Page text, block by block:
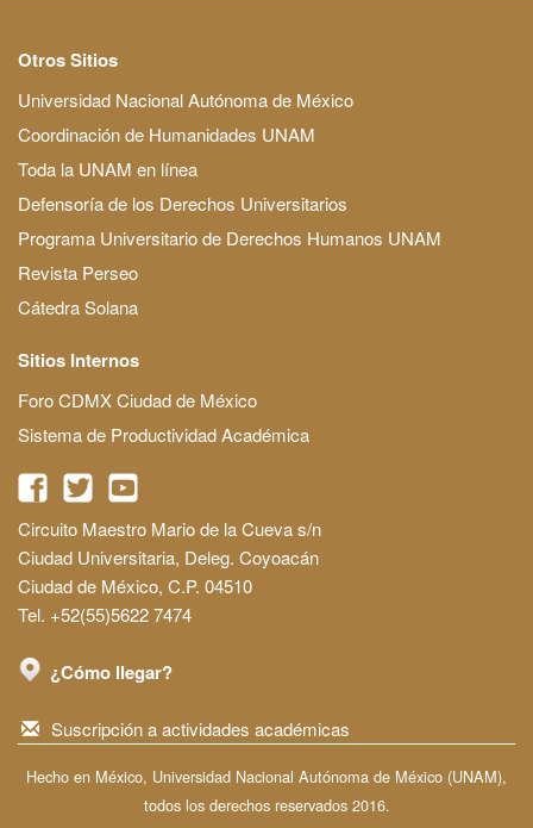
Otros Sitios
Universidad Nacional Autónoma de México
Coordinación de Humanidades UNAM
Toda la UNAM en línea
Defensoría de los Derechos Universitarios
Programa Universitario de Derechos Humanos UNAM
Revista Perseo
Cátedra Solana
Sitios Internos
Foro CDMX Ciudad de México
Sistema de Productividad Académica
Circuito Maestro Mario de la Cueva s/n
Ciudad Universitaria, Deleg. Coyoacán
Ciudad de México, C.P. 04510
Tel. +52(55)5622 7474
¿Cómo llegar?
Suscripción a actividades académicas
Hecho en México, Universidad Nacional Autónoma de México (UNAM),
todos los derechos reservados 2016.